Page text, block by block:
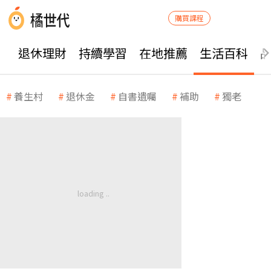
購買課程
退休理財 持續學習 在地推薦 生活百科
養生村 退休金 自書遺囑 補助 獨老